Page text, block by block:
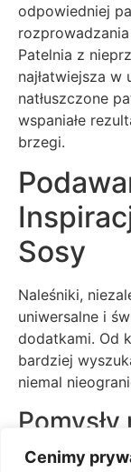
Cenimy
odpowiedniej
Patelnia z
najłatwiejsza
natłuszczone
wspaniałe
brzegi.
Sosy
Naleśniki,
uniwersalne i
dodatkami. Od
bardziej
niemal
Do naleśników